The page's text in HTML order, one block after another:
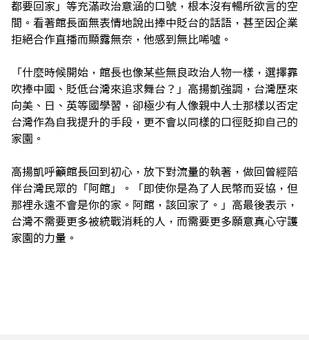
都要回家」等充滿政治意涵的口號，根本沒有暢所欲言的空
間。看著館長面無表情地說出捧中貶台的話語，甚至因企業
拒絕合作直播而顯露無奈，他感到無比唏噓。
「什麼時候開始，館長也像某些無良政治人物一樣，選擇靠
吹捧中國、貶低台灣來追求舞台？」高揚凱強調，台灣歷來
向美、日、英等國學習，卻極少有人像親中人士那樣以否定
台灣作為自我提升的手段，更不會以同樣的口徑貶抑自己的
家園。
高揚凱呼籲館長回到初心，放下對流量的執著，做回曾經陪
伴台灣民眾的「阿館」。「即使你是為了人民幣而妥協，但
那裡永遠不會是你的家。阿館，該回家了。」高最後表示，
台灣不需要更多被統戰消耗的人，而需要更多願意真心守護
家園的力量。